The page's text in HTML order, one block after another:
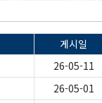
게시일
26-05-11
26-05-01